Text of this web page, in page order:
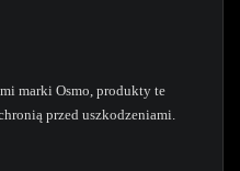
marki Osmo, produkty te
przed uszkodzeniami.